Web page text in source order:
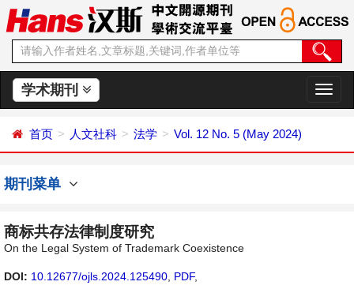
学术期刊
切
换
首页 人文社科 法学 Vol. 12 No. 5 (May 2024)
期刊菜单
商标共存法律制度研究
On the Legal System of Trademark Coexistence
DOI: 10.12677/ojls.2024.125490 PDF,